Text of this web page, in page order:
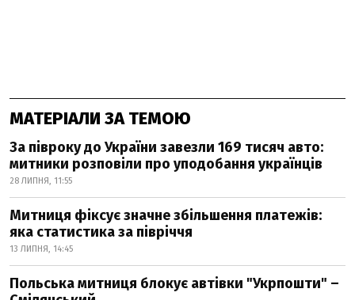
МАТЕРІАЛИ ЗА ТЕМОЮ
За півроку до України завезли 169 тисяч авто:
митники розповіли про уподобання українців
28 ЛИПНЯ, 11:55
Митниця фіксує значне збільшення платежів:
яка статистика за півріччя
13 ЛИПНЯ, 14:45
Польська митниця блокує автівки "Укрпошти" –